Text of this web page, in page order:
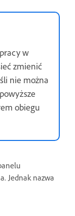
w
zmienić
nie można
obiegu
Jednak nazwa